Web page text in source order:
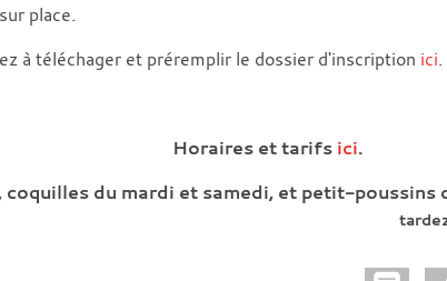
place.
à téléchager et préremplir le dossier d'inscription ici.
Horaires et tarifs ici.
coquilles du mardi et samedi, et petit-poussins